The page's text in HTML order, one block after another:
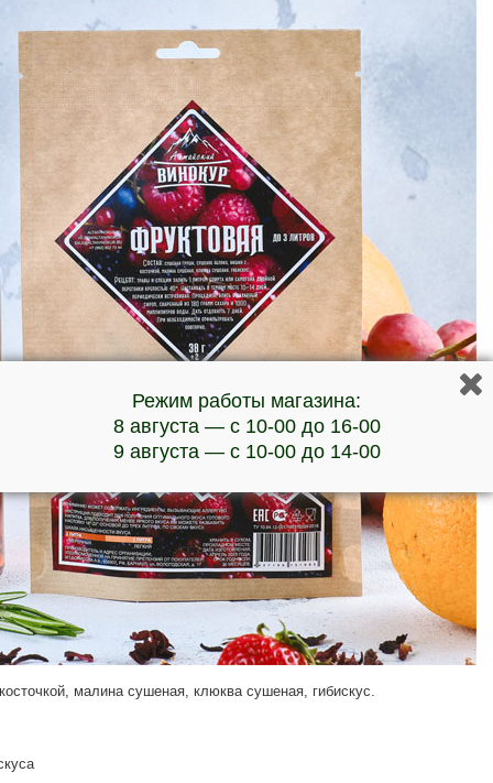
малина сушеная, клюква сушеная, гибискус.
Режим работы магазина:
8 августа — с 10-00 до 16-00
9 августа — с 10-00 до 14-00